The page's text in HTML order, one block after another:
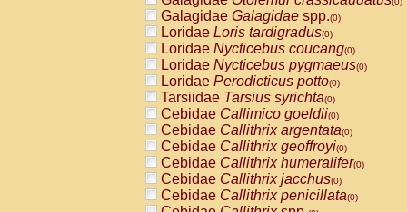
AtelidaeAtelesspp.(0)
Atelidae Lagothrix lagothricha
AtelidaeLagothrix lagothricha cana
PitheciidaeCacajao calvus
PitheciidaeCallicebus cupreus
PitheciidaeCallicebus donacophilus
PitheciidaeCallicebus moloch
PitheciidaeCallicebus torquatus
PitheciidaeCallicebusspp.(0)
PitheciidaeChiropotes satanas(0)
PitheciidaePithecia monachus
PitheciidaePithecia pithecia(0)
Galagidae Galagidae spp.(0)
Loridae Loris tardigradus(0)
Loridae Nycticebus coucang(0)
Loridae Nycticebus pygmaeus(0)
Loridae Perodicticus potto(0)
Tarsiidae Tarsius syrichta(0)
Cebidae Callimico goeldii(0)
Cebidae Callithrix argentata(0)
Cebidae Callithrix geoffroyi(0)
Cebidae Callithrix humeralifer(0)
Cebidae Callithrix jacchus(0)
Cebidae Callithrix penicillata(0)